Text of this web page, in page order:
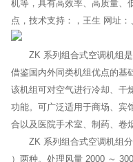
点，技术支持：，王生 网址：
ZK 系列组合式空调机组是
借鉴国内外同类机组优点的基
该机组可对空气进行冷却、干
功能。可广泛适用于商场、宾
合以及医院手术室、制药、卷
ZK 系列组合式空调机组分
）两种。处理风量 2000 ～